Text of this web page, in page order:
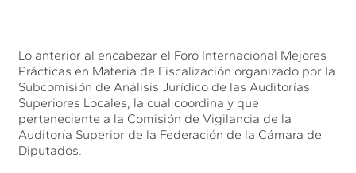
Lo anterior al encabezar el Foro Internacional Mejores
Prácticas en Materia de Fiscalización organizado por la
Subcomisión de Análisis Jurídico de las Auditorías
Superiores Locales, la cual coordina y que
perteneciente a la Comisión de Vigilancia de la
Auditoría Superior de la Federación de la Cámara de
Diputados.